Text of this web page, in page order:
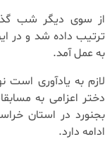
از سوی دیگر شب
ترتیب داده شد و در
به عمل آمد.
لازم به یادآوری است
ادامه دارد.